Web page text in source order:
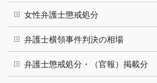
女性弁護士懲戒処分
弁護士横領事件判決の相場
弁護士懲戒処分・（官報）掲載分